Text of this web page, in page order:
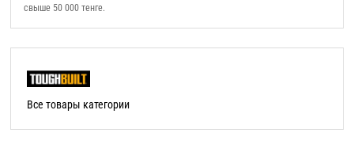
свыше 50 000 тенге.
Все товары категории